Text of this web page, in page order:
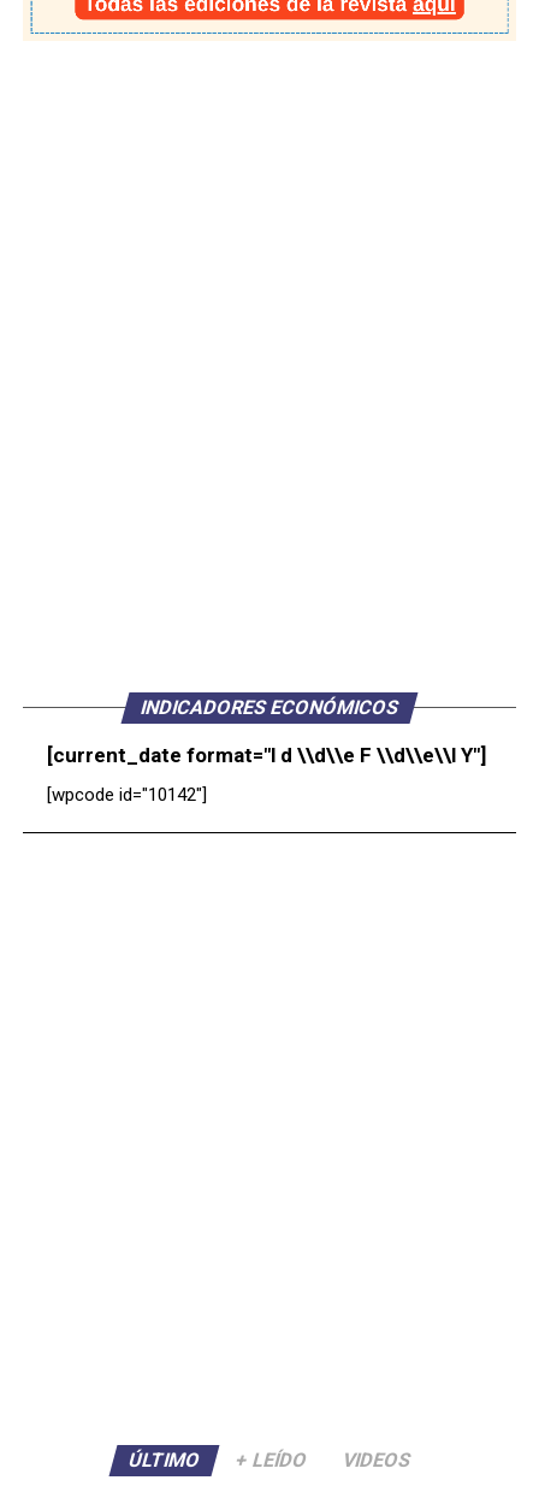
INDICADORES ECONÓMICOS
[current_date format="l d \\d\\e F \\d\\e\\l Y"]
[wpcode id="10142"]
ÚLTIMO + LEÍDO VIDEOS